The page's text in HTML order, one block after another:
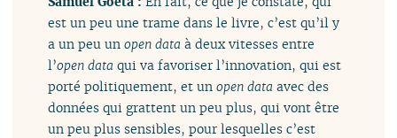
est un peu une trame dans le livre, c’est qu’il y
a un peu unopen data à deux vitesses entre
l’open data qui va favoriser l’innovation, qui est
porté politiquement, et unopen data avec des
données qui grattent un peu plus, qui vont être
un peu plus sensibles, pour lesquelles c’est